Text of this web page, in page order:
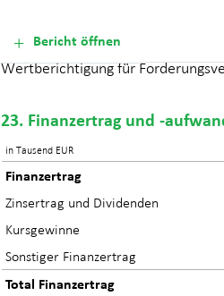
Bericht öffnen
Aufwand, Marketing,
Wert­berichtigung für
23. Finanzertrag und -
in Tausend EUR
Finanzertrag
Zinsertrag und Dividenden
Kursgewinne
Sonstiger Finanzertrag
Total Finanzertrag